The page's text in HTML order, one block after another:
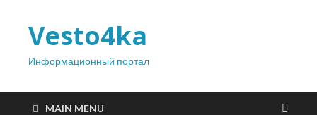
Vesto4ka
Информационный портал
MAIN MENU